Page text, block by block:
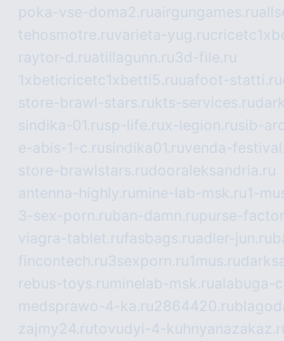
poka-vse-doma2.ruairgungames.ru
tehosmotre.ruvarieta-yug.ru
raytor-d.ruatillagunn.ru3d-file.ru
1xbeticricetc1xbetti5.ruuafoot-statti.ru
store-brawl-stars.rukts-services.ru
sindika-01.rusp-life.rux-legion.rusib-
e-abis-1-c.rusindika01.ruvenda-
store-brawlstars.rudooraleksandria.ru
antenna-highly.ru mine-lab-msk.ru1-
3-sex-porn.ruban-damn.rupurse-
viagra-tablet.rufasbags.ruadler-jun.ru
fincontech.ru3sexporn.ru1mus.ru
rebus-toys.ru minelab-msk.rualabuga-
medsprawo-4-ka.ru2864420.ru
zajmy24.rutovudyi-4-